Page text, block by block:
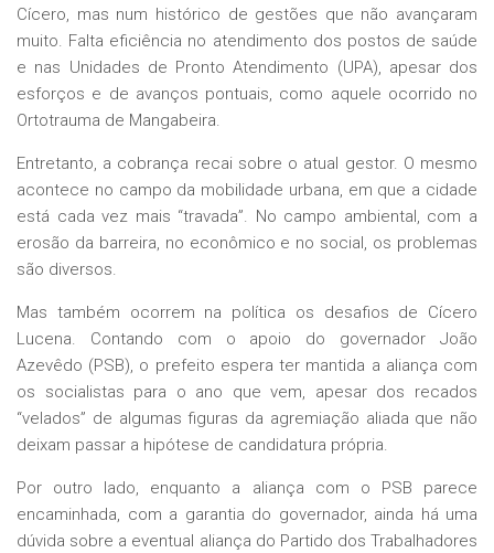
Cícero, mas num histórico de gestões que não avançaram
muito. Falta eficiência no atendimento dos postos de saúde
e nas Unidades de Pronto Atendimento (UPA), apesar dos
esforços e de avanços pontuais, como aquele ocorrido no
Ortotrauma de Mangabeira.
Entretanto, a cobrança recai sobre o atual gestor. O mesmo
acontece no campo da mobilidade urbana, em que a cidade
está cada vez mais “travada”. No campo ambiental, com a
erosão da barreira, no econômico e no social, os problemas
são diversos.
Mas também ocorrem na política os desafios de Cícero
Lucena. Contando com o apoio do governador João
Azevêdo (PSB), o prefeito espera ter mantida a aliança com
os socialistas para o ano que vem, apesar dos recados
“velados” de algumas figuras da agremiação aliada que não
deixam passar a hipótese de candidatura própria.
Por outro lado, enquanto a aliança com o PSB parece
encaminhada, com a garantia do governador, ainda há uma
dúvida sobre a eventual aliança do Partido dos Trabalhadores